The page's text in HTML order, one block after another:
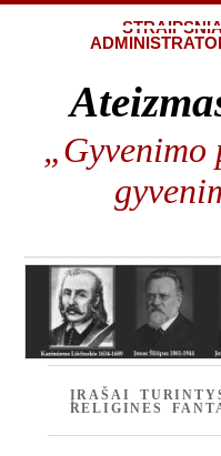
„Gyvenimo
ĮRAŠAI
RELIGINES